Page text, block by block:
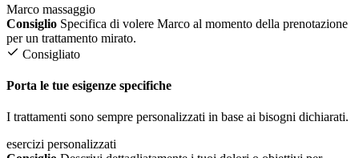
Marco massaggio
Consiglio Specifica di volere Marco al momento della prenotazione
per un trattamento mirato.
Consigliato
Porta le tue esigenze specifiche
I trattamenti sono sempre personalizzati in base ai bisogni dichiarati.
esercizi personalizzati